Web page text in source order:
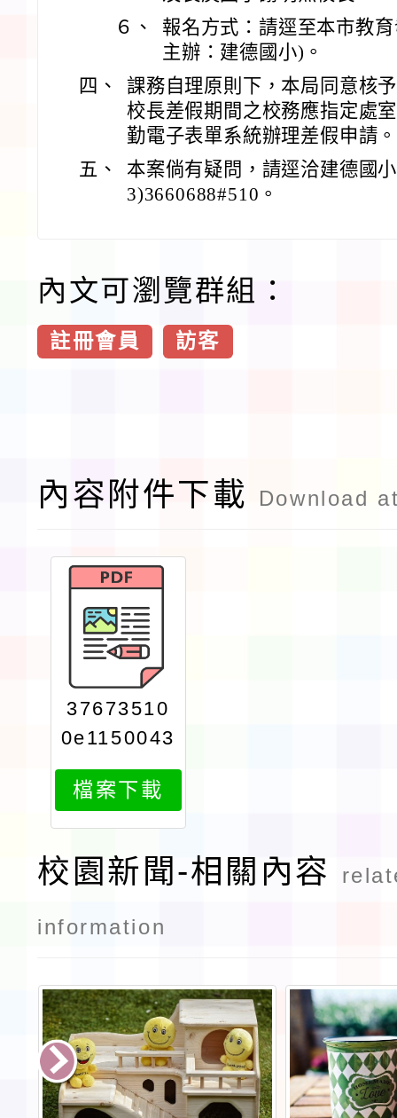
６、
報名方式：請逕至本市教
主辦：建德國小)。
四、
課務自理原則下，本局同意核
校長差假期間之校務應指定處
勤電子表單系統辦理差假申請。
五、
本案倘有疑問，請逕洽建德國
3)3660688#510。
內文可瀏覽群組：
註冊會員 訪客
內容附件下載 Download
37673510
0e1150043
039print
檔案下載
校園新聞-相關內容
information